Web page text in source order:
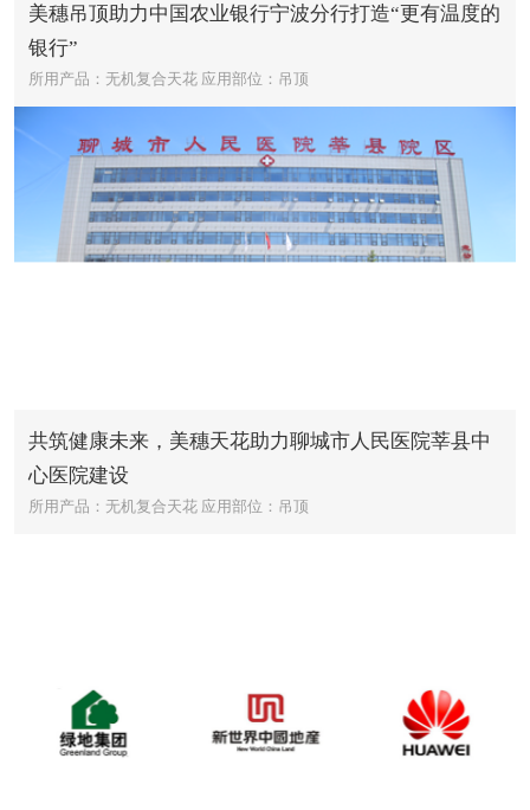
美穗吊顶助力中国农业银行宁波分行打造“更有温度的
银行”
所用产品：无机复合天花 应用部位：吊顶
共筑健康未来，美穗天花助力聊城市人民医院莘县中
心医院建设
所用产品：无机复合天花 应用部位：吊顶